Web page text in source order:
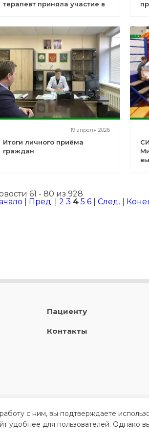
терапевт приняла участие в
19 апреля 2026
Итоги личного приёма
граждан
61 - 80 из 928
Пред. 2 3 4 5 6| След.
Пациенту
Контакты
с ним, вы подтверждаете
удобнее для пользователей. Однако